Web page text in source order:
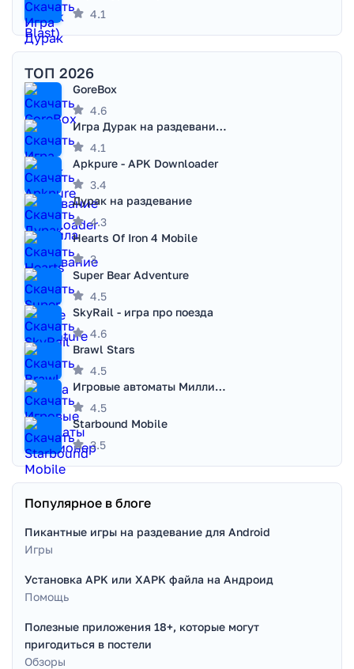
4.1
ТОП 2026
GoreBox
4.6
Игра Дурак на раздевание - Правила игры
4.1
Apkpure - APK Downloader
3.4
Дурак на раздевание
4.3
Hearts Of Iron 4 Mobile
3
Super Bear Adventure
4.5
SkyRail - игра про поезда
4.6
Brawl Stars
4.5
Игровые автоматы Миллионер
4.5
Starbound Mobile
3.5
Популярное в блоге
Пикантные игры на раздевание для Android
Игры
Установка APK или XAPK файла на Андроид
Помощь
Полезные приложения 18+, которые могут
пригодиться в постели
Обзоры